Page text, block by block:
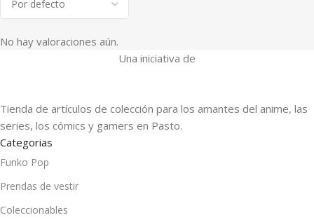
No hay valoraciones aún.
Una iniciativa de
Tienda de artículos de colección para los amantes del anime, las
series, los cómics y gamers en Pasto.
Categorias
Funko Pop
Prendas de vestir
Coleccionables